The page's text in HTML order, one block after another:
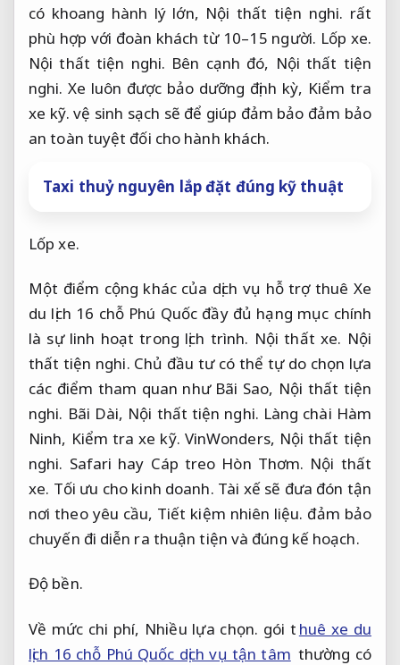
có khoang hành lý lớn, Nội thất tiện nghi. rất
phù hợp với đoàn khách từ 10–15 người. Lốp xe.
Nội thất tiện nghi. Bên cạnh đó, Nội thất tiện
nghi. Xe luôn được bảo dưỡng định kỳ, Kiểm tra
xe kỹ. vệ sinh sạch sẽ để giúp đảm bảo đảm bảo
an toàn tuyệt đối cho hành khách.
Taxi thuỷ nguyên lắp đặt đúng kỹ thuật
Lốp xe.
Một điểm cộng khác của dịch vụ hỗ trợ thuê Xe
du lịch 16 chỗ Phú Quốc đầy đủ hạng mục chính
là sự linh hoạt trong lịch trình. Nội thất xe. Nội
thất tiện nghi. Chủ đầu tư có thể tự do chọn lựa
các điểm tham quan như Bãi Sao, Nội thất tiện
nghi. Bãi Dài, Nội thất tiện nghi. Làng chài Hàm
Ninh, Kiểm tra xe kỹ. VinWonders, Nội thất tiện
nghi. Safari hay Cáp treo Hòn Thơm. Nội thất
xe. Tối ưu cho kinh doanh. Tài xế sẽ đưa đón tận
nơi theo yêu cầu, Tiết kiệm nhiên liệu. đảm bảo
chuyến đi diễn ra thuận tiện và đúng kế hoạch.
Độ bền.
Về mức chi phí, Nhiều lựa chọn. gói t huê xe du
lịch 16 chỗ Phú Quốc dịch vụ tận tâm thường có